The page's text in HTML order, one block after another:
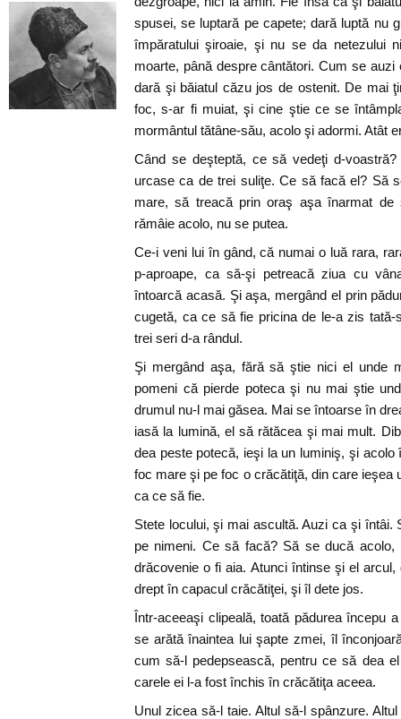
spusei, se luptară pe capete; dară luptă nu
împăratului şiroaie, şi nu se da netezului
moarte, până despre cântători. Cum se
dară şi băiatul căzu jos de ostenit. De mai
foc, s-ar fi muiat, şi cine ştie ce se
mormântul tătâne-său, acolo şi adormi. Atât
Când se deşteptă, ce să vedeţi d-
urcase ca de trei suliţe. Ce să facă el? Să
mare, să treacă prin oraş aşa înarmat
rămâie acolo, nu se putea.
Ce-i veni lui în gând, că numai o luă rara,
p-aproape, ca să-şi petreacă ziua cu
întoarcă acasă. Şi aşa, mergând el prin
cugetă, ca ce să fie pricina de le-a zis
trei seri d-a rândul.
Şi mergând aşa, fără să ştie nici el unde
pomeni că pierde poteca şi nu mai ştie
drumul nu-l mai găsea. Mai se întoarse în
iasă la lumină, el să rătăcea şi mai mult.
dea peste potecă, ieşi la un luminiş, şi
foc mare şi pe foc o crăcătiţă, din care ieşea
ca ce să fie.
Stete locului, şi mai ascultă. Auzi ca şi întâi.
pe nimeni. Ce să facă? Să se ducă
drăcovenie o fi aia. Atunci întinse şi el
drept în capacul crăcătiţei, şi îl dete jos.
Într-aceeaşi clipeală, toată pădurea începu
se arătă înaintea lui şapte zmei, îl
cum să-l pedepsească, pentru ce să dea
carele ei l-a fost închis în crăcătiţa aceea.
Unul zicea să-l taie. Altul să-l spânzure.